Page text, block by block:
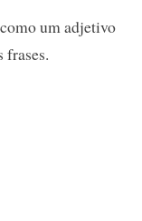
um adjetivo
frases.